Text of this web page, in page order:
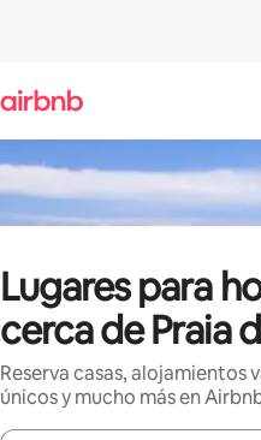
Lugares para
cerca de Praia
Reserva casas, alojamientos
únicos y mucho más en